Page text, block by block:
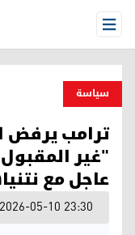
Open Menu
سیاسة
ترامب يرفض
"غير
عاجل مع
2026-05-10 23:30